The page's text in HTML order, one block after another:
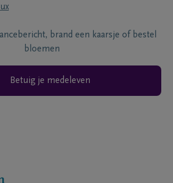
brand een kaarsje of bestel
bloemen
Betuig je medeleven